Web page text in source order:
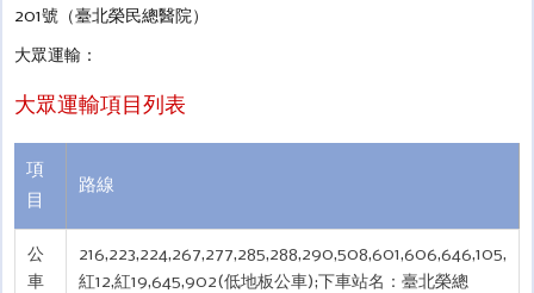
201號（臺北榮民總醫院）
大眾運輸：
大眾運輸項目列表
項
目
路線
公
車
216,223,224,267,277,285,288,290,508,601,606,646,105,
紅12,紅19,645,902(低地板公車);下車站名：臺北榮總